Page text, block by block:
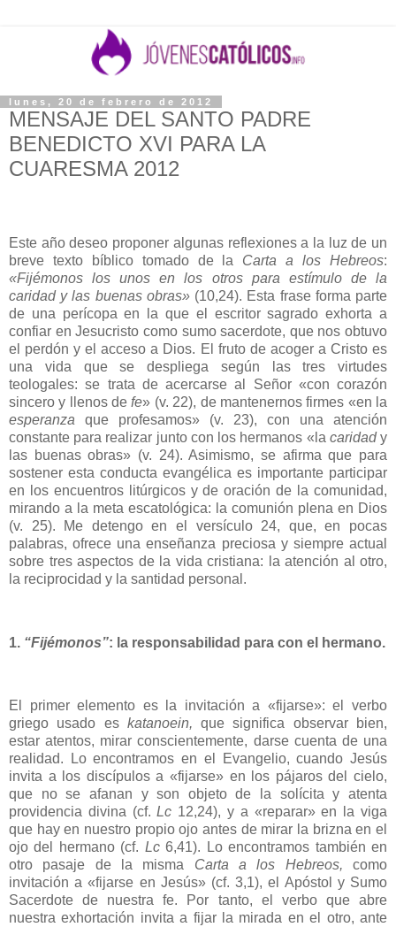
lunes, 20 de febrero de 2012
MENSAJE DEL SANTO PADRE
BENEDICTO XVI PARA LA
CUARESMA 2012
Este año deseo proponer algunas reflexiones a la luz de un
breve texto bíblico tomado de la Carta a los Hebreos:
«Fijémonos los unos en los otros para estímulo de la
caridad y las buenas obras»(10,24). Esta frase forma parte
de una perícopa en la que el escritor sagrado exhorta a
confiar en Jesucristo como sumo sacerdote, que nos obtuvo
el perdón y el acceso a Dios. El fruto de acoger a Cristo es
una vida que se despliega según las tres virtudes
teologales: se trata de acercarse al Señor «con corazón
sincero y llenos defe» (v. 22), de mantenernos firmes «en la
esperanza que profesamos» (v. 23), con una atención
constante para realizar junto con los hermanos «la caridady
las buenas obras» (v. 24). Asimismo, se afirma que para
sostener esta conducta evangélica es importante participar
en los encuentros litúrgicos y de oración de la comunidad,
mirando a la meta escatológica: la comunión plena en Dios
(v. 25). Me detengo en el versículo 24, que, en pocas
palabras, ofrece una enseñanza preciosa y siempre actual
sobre tres aspectos de la vida cristiana: la atención al otro,
la reciprocidad y la santidad personal.
1. “Fijémonos”: la responsabilidad para con el hermano.
El primer elemento es la invitación a «fijarse»: el verbo
griego usado es katanoein, que significa observar bien,
estar atentos, mirar conscientemente, darse cuenta de una
realidad. Lo encontramos en el Evangelio, cuando Jesús
invita a los discípulos a «fijarse» en los pájaros del cielo,
que no se afanan y son objeto de la solícita y atenta
providencia divina (cf.Lc 12,24), y a «reparar» en la viga
que hay en nuestro propio ojo antes de mirar la brizna en el
ojo del hermano (cf. Lc6,41). Lo encontramos también en
otro pasaje de la misma Carta a los Hebreos, como
invitación a «fijarse en Jesús» (cf. 3,1), el Apóstol y Sumo
Sacerdote de nuestra fe. Por tanto, el verbo que abre
nuestra exhortación invita a fijar la mirada en el otro, ante